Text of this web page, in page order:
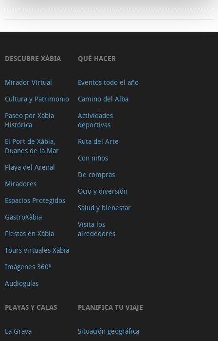
DESCUBRE XÀBIA
Mirador Virtual
Cultura y Patrimonio
Paseo por Xàbia
Histórica
El Port de Xàbia,
Duanes de la Mar
Playa del Arenal
Miradores
Espacios Protegidos
GastroXàbia
Fiestas en Xàbia
Tours virtuales Xàbia
Imágenes 360º
Audioguías
QUÉ HACER
Eventos todo el año
Camino del Alba
Actividades
deportivas
Ruta del Arte
Con niños
De compras
Ocio y diversión
Salud y bienestar
Visita los
alrededores
PLAYAS Y CALAS
La Grava
PLANIFICA TU VIAJE
Situación geográfica